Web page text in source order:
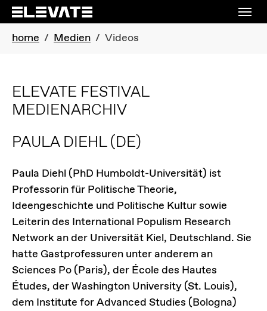
Skip to main navigation
Skip to main content
Skip to page footer
You are here:
home Medien Videos
ELEVATE FESTIVAL
MEDIENARCHIV
PAULA DIEHL(DE)
Paula Diehl (PhD Humboldt-Universität) ist
Professorin für Politische Theorie,
Ideengeschichte und Politische Kultur sowie
Leiterin des International Populism Research
Network an der Universität Kiel, Deutschland. Sie
hatte Gastprofessuren unter anderem an
Sciences Po (Paris), der École des Hautes
Études, der Washington University (St. Louis),
dem Institute for Advanced Studies (Bologna)